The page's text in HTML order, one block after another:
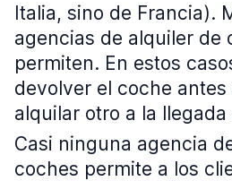
Italia, sino de Francia).
agencias de alquiler de
permiten. En estos
devolver el coche
alquilar otro a la llegada
Casi ninguna agencia
coches permite a los